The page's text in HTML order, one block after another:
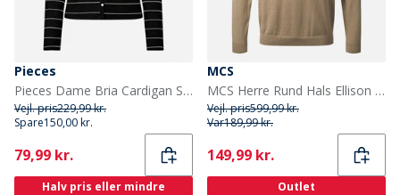
Pieces
Pieces Dame Bria Cardigan Sort
Vejl. pris229,99 kr.
Spare150,00 kr.
Current
79,99 kr.
Halv pris eller mindre
MCS
MCS Herre Rund Hals Ellison Strik Sweater Silver Mink
Vejl. pris599,99 kr.
Var189,99 kr.
Current
149,99 kr.
Outlet